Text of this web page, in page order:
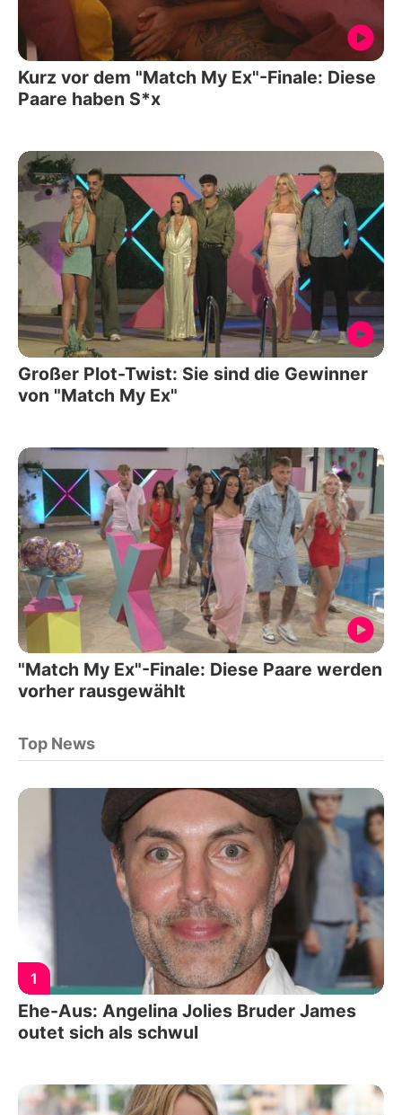
Kurz vor dem "Match My Ex"-Finale: Diese
Paare haben S*x
Großer Plot-Twist: Sie sind die Gewinner
von "Match My Ex"
"Match My Ex"-Finale: Diese Paare werden
vorher rausgewählt
Top News
1
Ehe-Aus: Angelina Jolies Bruder James
outet sich als schwul